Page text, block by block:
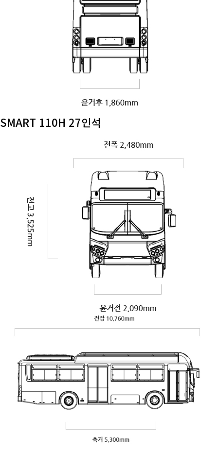
SMART 110H 27인석